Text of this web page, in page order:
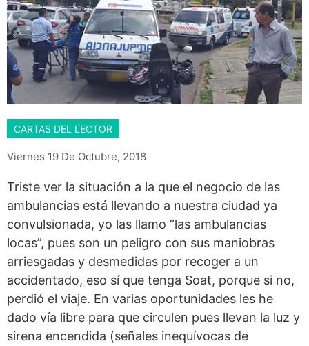
CARTAS DEL LECTOR
Viernes 19 De Octubre, 2018
Triste ver la situación a la que el negocio de las
ambulancias está llevando a nuestra ciudad ya
convulsionada, yo las llamo “las ambulancias
locas”, pues son un peligro con sus maniobras
arriesgadas y desmedidas por recoger a un
accidentado, eso sí que tenga Soat, porque si no,
perdió el viaje. En varias oportunidades les he
dado vía libre para que circulen pues llevan la luz y
sirena encendida (señales inequívocas de